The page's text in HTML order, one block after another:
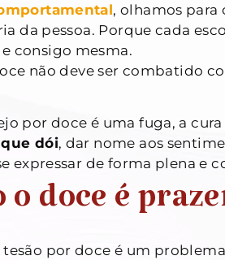
, olhamos
da pessoa. Porque cada
consigo mesma.
não deve ser combatido
por doce é uma fuga, a
dói, dar nome aos
expressar de forma plena e
o doce é
tesão por doce é um